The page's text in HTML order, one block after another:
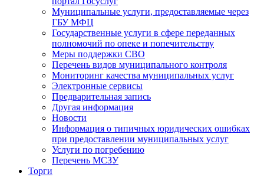
Муниципальные услуги, предоставляемые через
ГБУ МФЦ
Государственные услуги в сфере переданных
полномочий по опеке и попечительству
Меры поддержки СВО
Перечень видов муниципального контроля
Мониторинг качества муниципальных услуг
Электронные сервисы
Предварительная запись
Другая информация
Новости
Информация о типичных юридических ошибках
при предоставлении муниципальных услуг
Услуги по погребению
Перечень МСЗУ
Торги